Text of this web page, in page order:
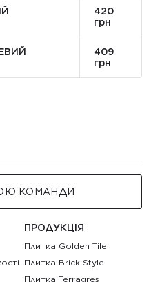
420
грн
409
грн
КОМАНДИ
ПРОДУКЦІЯ
Плитка Golden Tile
Плитка Brick Style
Плитка Terragres